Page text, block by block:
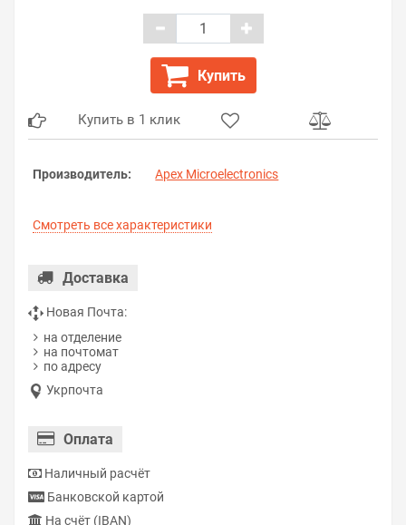
Купить
Купить в 1 клик
Производитель: Apex Microelectronics
Смотреть все характеристики
Доставка
Новая Почта:
на отделение
на почтомат
по адресу
Укрпочта
Оплата
Наличный расчёт
Банковской картой
На счёт (IBAN)